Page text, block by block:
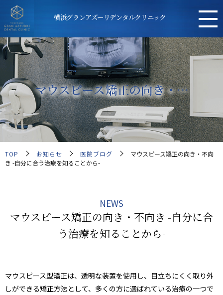
横浜グランアズーリデンタルクリニック
マウスピース矯正の向き・…
TOP お知らせ 医院ブログ
マウスピース矯正の向き・不向
き -自分に合う治療を知ることから-
NEWS
マウスピース矯正の向き・不向き -自分に合
う治療を知ることから-
マウスピース型矯正は、透明な装置を使用し、目立ちにくく取り外
しができる矯正方法として、多くの方に選ばれている治療の一つで